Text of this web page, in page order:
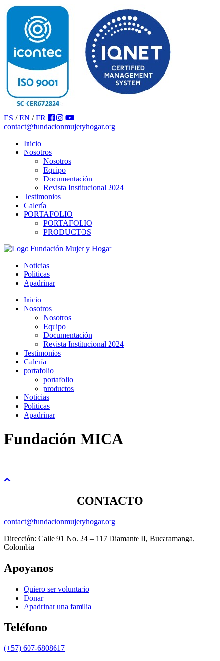
ES / EN / FR
contact@fundacionmujeryhogar.org
Inicio
Nosotros
Nosotros
Equipo
Documentación
Revista Institucional 2024
Testimonios
Galería
PORTAFOLIO
PORTAFOLIO
PRODUCTOS
Noticias
Politicas
Apadrinar
Inicio
Nosotros
Nosotros
Equipo
Documentación
Revista Institucional 2024
Testimonios
Galería
portafolio
portafolio
productos
Noticias
Politicas
Apadrinar
Fundación MICA
CONTACTO
contact@fundacionmujeryhogar.org
Dirección: Calle 91 No. 24 – 117 Diamante II, Bucaramanga,
Colombia
Apoyanos
Quiero ser voluntario
Donar
Apadrinar una familia
Teléfono
(+57) 607-6808617